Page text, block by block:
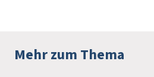
Mehr zum Thema